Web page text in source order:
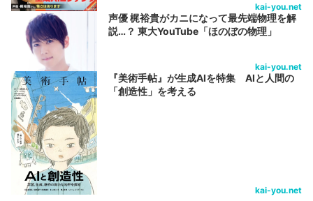
kai-you.net
声優 梶裕貴がカニになって最先端物理を解
説…？ 東大YouTube「ほのぼの物理」
kai-you.net
『美術手帖』が生成AIを特集 AIと人間の
「創造性」を考える
kai-you.net